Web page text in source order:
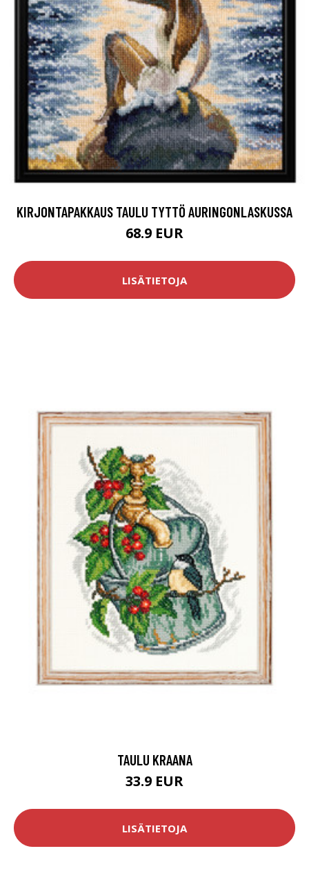
KIRJONTAPAKKAUS TAULU TYTTÖ AURINGONLASKUSSA
68.9 EUR
LISÄTIETOJA
TAULU KRAANA
33.9 EUR
LISÄTIETOJA